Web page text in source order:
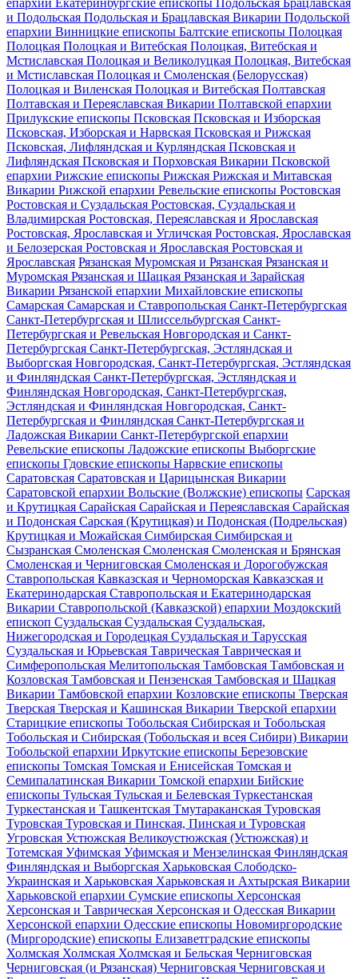
и Подольская Подольская и Брацлавская Викарии Подольской
епархии Винницкие епископы Балтские епископы Полоцкая
Полоцкая Полоцкая и Витебская Полоцкая, Витебская и
Мстиславская Полоцкая и Великолуцкая Полоцкая, Витебская
и Мстиславская Полоцкая и Смоленская (Белорусская)
Полоцкая и Виленская Полоцкая и Витебская Полтавская
Полтавская и Переяславская Викарии Полтавской епархии
Прилукские епископы Псковская Псковская и Изборская
Псковская, Изборская и Нарвская Псковская и Рижская
Псковская, Лифляндская и Курляндская Псковская и
Лифляндская Псковская и Порховская Викарии Псковской
епархии Рижские епископы Рижская Рижская и Митавская
Викарии Рижской епархии Ревельские епископы Ростовская
Ростовская и Суздальская Ростовская, Суздальская и
Владимирская Ростовская, Переяславская и Ярославская
Ростовская, Ярославская и Угличская Ростовская, Ярославская
и Белозерская Ростовская и Ярославская Ростовская и
Ярославская Рязанская Муромская и Рязанская Рязанская и
Муромская Рязанская и Шацкая Рязанская и Зарайская
Викарии Рязанской епархии Михайловские епископы
Самарская Самарская и Ставропольская Санкт-Петербургская
Санкт-Петербургская и Шлиссельбургская Санкт-
Петербургская и Ревельская Новгородская и Санкт-
Петербургская Санкт-Петербургская, Эстляндская и
Выборгская Новгородская, Санкт-Петербургская, Эстляндская
и Финляндская Санкт-Петербургская, Эстляндская и
Финляндская Новгородская, Санкт-Петербургская,
Эстляндская и Финляндская Новгородская, Санкт-
Петербургская и Финляндская Санкт-Петербургская и
Ладожская Викарии Санкт-Петербургской епархии
Ревельские епископы Ладожские епископы Выборгские
епископы Гдовские епископы Нарвские епископы
Саратовская Саратовская и Царицынская Викарии
Саратовской епархии Вольские (Волжские) епископы Сарская
и Крутицкая Сарайская Сарайская и Переяславская Сарайская
и Подонская Сарская (Крутицкая) и Подонская (Подрельская)
Крутицкая и Можайская Симбирская Симбирская и
Сызранская Смоленская Смоленская Смоленская и Брянская
Смоленская и Черниговская Смоленская и Дорогобужская
Ставропольская Кавказская и Черноморская Кавказская и
Екатеринодарская Ставропольская и Екатеринодарская
Викарии Ставропольской (Кавказской) епархии Моздокский
епископ Суздальская Суздальская Суздальская,
Нижегородская и Городецкая Суздальская и Тарусская
Суздальская и Юрьевская Таврическая Таврическая и
Симферопольская Мелитопольская Тамбовская Тамбовская и
Козловская Тамбовская и Пензенская Тамбовская и Шацкая
Викарии Тамбовской епархии Козловские епископы Тверская
Тверская Тверская и Кашинская Викарии Тверской епархии
Старицкие епископы Тобольская Сибирская и Тобольская
Тобольская и Сибирская (Тобольская и всея Сибири) Викарии
Тобольской епархии Иркутские епископы Березовские
епископы Томская Томская и Енисейская Томская и
Семипалатинская Викарии Томской епархии Бийские
епископы Тульская Тульская и Белевская Туркестанская
Туркестанская и Ташкентская Тмутараканская Туровская
Туровская Туровская и Пинская, Пинская и Туровская
Угровская Устюжская Великоустюжская (Устюжская) и
Тотемская Уфимская Уфимская и Мензелинская Финляндская
Финляндская и Выборгская Харьковская Слободско-
Украинская и Харьковская Харьковская и Ахтырская Викарии
Харьковской епархии Сумские епископы Херсонская
Херсонская и Таврическая Херсонская и Одесская Викарии
Херсонской епархии Одесские епископы Новомиргородские
(Миргородские) епископы Елизаветградские епископы
Холмская Холмская Холмская и Бельская Черниговская
Черниговская (и Рязанская) Черниговская Черниговская и